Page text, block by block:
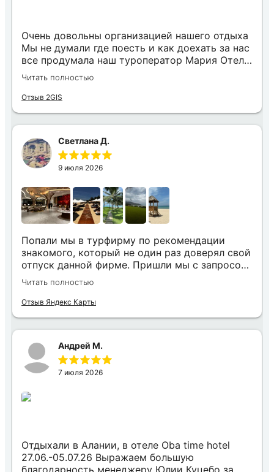
Очень довольны организацией нашего отдыха
Мы не думали где поесть и как доехать за нас
все продумала наш туроператор Мария Отель
в котором мы жили находится в тихом месте
в шаговой доступности большое количество
достопримечательностей и мест где можно
Читать полностью
Отзыв 2GIS
Светлана Д.
9 июля 2026
Попали мы в турфирму по рекомендации
знакомого, который не один раз доверял свой
отпуск данной фирме. Пришли мы с запросом
«хочу то, не знаю что», было несколько
направлений, но куда точно хотим,
представления не имели. Нашим агентом была
климат на наши даты. Всё емко и по делу. В
этот же день нам по каждому из направлений
были представлены всевозможные варианты.
в прекрасном отеле Вьетнама (Камрань).
температуры, отель новый, чистый, находится
в нем было одно удовольствие. Юлия была с
Читать полностью
Отзыв Яндекс Карты
Андрей М.
7 июля 2026
Отдыхали в Алании, в отеле Oba time hotel
27.06.-05.07.26 Выражаем большую
благодарность менеджеру Юлии Куцебо за